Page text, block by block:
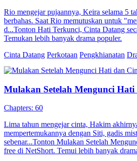
Rio mengejar pujaannya, Keira selama 5
berbahas. Saat Rio memutuskan untuk
d...Tonton Hati Terkunci, Cinta Datang
Temukan lebih banyak drama populer.
Cinta Datang Perkotaan Pengkhianatan
Mulakan Setelah Mengunci
Chapters: 60
Lima tahun mengejar cinta, Hakim
mempertemukannya dengan Siti, gadis
sebenar...Tonton Mulakan Setelah
free di NetShort. Temui lebih banyak